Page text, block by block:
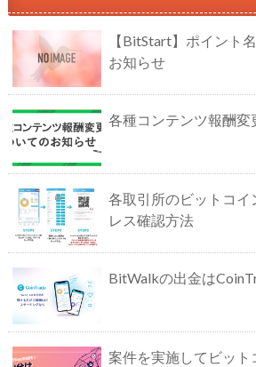
【BitStart】ポイント
お知らせ
各種コンテンツ報酬変
各取引所のビットコイ
レス確認方法
BitWalkの出金は
案件を実施してビット